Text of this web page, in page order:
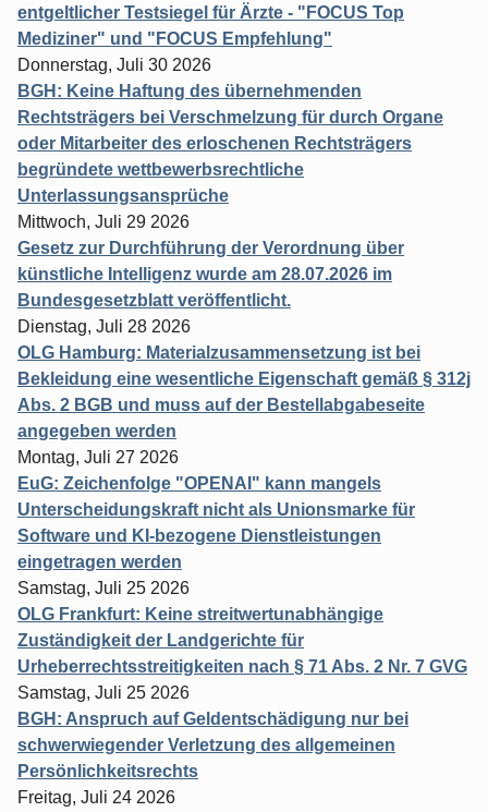
entgeltlicher Testsiegel für Ärzte - "FOCUS Top
Mediziner" und "FOCUS Empfehlung"
Donnerstag, Juli 30 2026
BGH: Keine Haftung des übernehmenden
Rechtsträgers bei Verschmelzung für durch Organe
oder Mitarbeiter des erloschenen Rechtsträgers
begründete wettbewerbsrechtliche
Unterlassungsansprüche
Mittwoch, Juli 29 2026
Gesetz zur Durchführung der Verordnung über
künstliche Intelligenz wurde am 28.07.2026 im
Bundesgesetzblatt veröffentlicht.
Dienstag, Juli 28 2026
OLG Hamburg: Materialzusammensetzung ist bei
Bekleidung eine wesentliche Eigenschaft gemäß § 312j
Abs. 2 BGB und muss auf der Bestellabgabeseite
angegeben werden
Montag, Juli 27 2026
EuG: Zeichenfolge "OPENAI" kann mangels
Unterscheidungskraft nicht als Unionsmarke für
Software und KI-bezogene Dienstleistungen
eingetragen werden
Samstag, Juli 25 2026
OLG Frankfurt: Keine streitwertunabhängige
Zuständigkeit der Landgerichte für
Urheberrechtsstreitigkeiten nach § 71 Abs. 2 Nr. 7 GVG
Samstag, Juli 25 2026
BGH: Anspruch auf Geldentschädigung nur bei
schwerwiegender Verletzung des allgemeinen
Persönlichkeitsrechts
Freitag, Juli 24 2026